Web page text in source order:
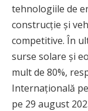
tehnologiile de
construcție și
competitive. În
surse solare și
mult de 80%,
Internațională
pe 29 august